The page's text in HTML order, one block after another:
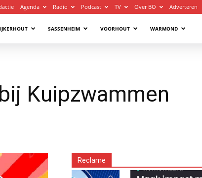
Agenda Radio Podcast TV Over BO Adverteren
SASSENHEIM VOORHOUT WARMOND
Kuipzwammen
Reclame